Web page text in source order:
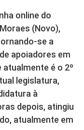
online do
(Novo),
se a
apoiadores em
atualmente é o 2º
legislatura,
à
depois, atingiu
atualmente em